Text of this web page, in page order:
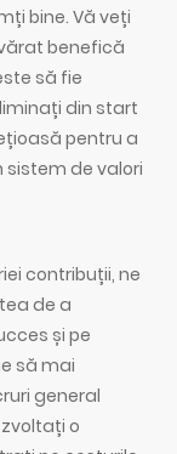
bine. Vă veți
benefică
să fie
din start
pentru a
de valori
contribuții, ne
de a
și pe
să mai
general
o